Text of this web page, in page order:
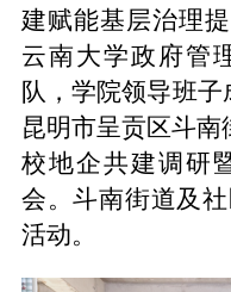
建赋能基层治理
云南大学政府管
队，学院领导班
昆明市呈贡区斗南
校地企共建调研
会。斗南街道及
活动。